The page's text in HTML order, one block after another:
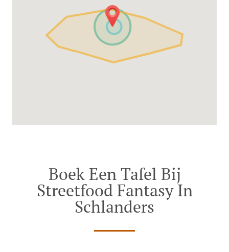
Boek Een Tafel Bij
Streetfood Fantasy In
Schlanders